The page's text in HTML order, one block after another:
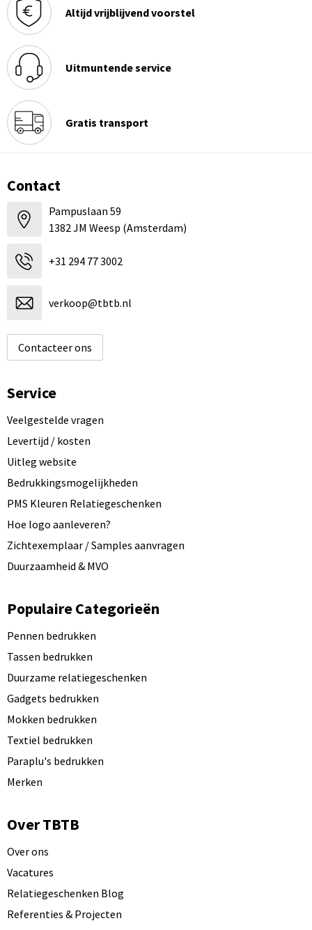
Altijd vrijblijvend voorstel
Uitmuntende service
Gratis transport
Contact
Pampuslaan 59
1382 JM Weesp (Amsterdam)
+31 294 77 3002
verkoop@tbtb.nl
Contacteer ons
Service
Veelgestelde vragen
Levertijd / kosten
Uitleg website
Bedrukkingsmogelijkheden
PMS Kleuren Relatiegeschenken
Hoe logo aanleveren?
Zichtexemplaar / Samples aanvragen
Duurzaamheid & MVO
Populaire Categorieën
Pennen bedrukken
Tassen bedrukken
Duurzame relatiegeschenken
Gadgets bedrukken
Mokken bedrukken
Textiel bedrukken
Paraplu's bedrukken
Merken
Over TBTB
Over ons
Vacatures
Relatiegeschenken Blog
Referenties & Projecten